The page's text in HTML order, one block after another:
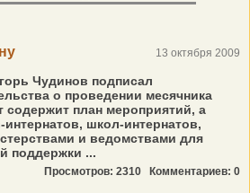
13 октября 2009
Чудинов подписал
о проведении месячника
содержит план мероприятий, а
школ-интернатов,
и ведомствами для
поддержки ...
Просмотров: 2310 Комментариев: 0